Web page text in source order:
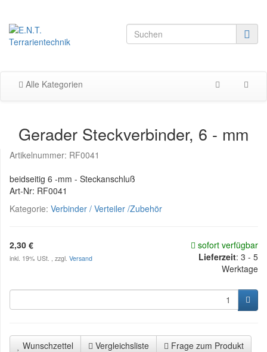
Alle Kategorien
Gerader Steckverbinder, 6 - mm
Artikelnummer: RF0041
beidseitig 6 -mm - Steckanschluß
Art-Nr: RF0041
Kategorie: Verbinder / Verteiler /Zubehör
2,30 €
inkl. 19% USt. , zzgl. Versand
sofort verfügbar
Lieferzeit: 3 - 5
Werktage
Wunschzettel Vergleichsliste Frage zum Produkt